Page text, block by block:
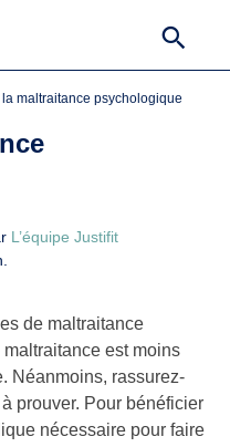
la maltraitance psychologique
L’équipe Justifit
de maltraitance
est moins
Néanmoins, rassurez-
prouver. Pour bénéficier
nécessaire pour faire